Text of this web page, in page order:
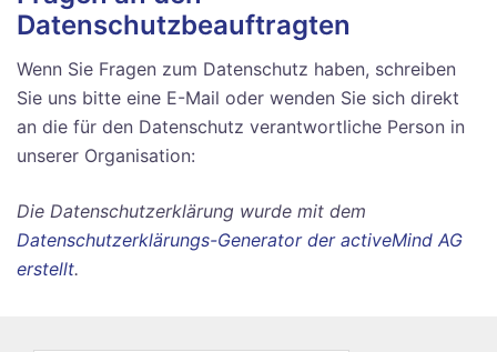
Datenschutzbeauftragten
Wenn Sie Fragen zum Datenschutz haben, schreiben
Sie uns bitte eine E-Mail oder wenden Sie sich direkt
an die für den Datenschutz verantwortliche Person in
unserer Organisation:
Die Datenschutzerklärung wurde mit dem
Datenschutzerklärungs-Generator der activeMind AG
erstellt.